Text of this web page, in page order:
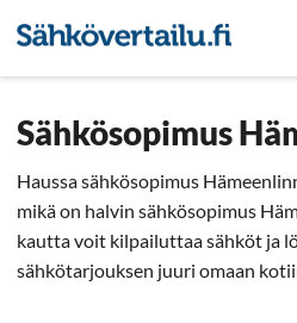
Sähkösopimus
Haussa sähkösopimus
mikä on halvin sähkösopimus
kautta voit kilpailuttaa sähköt ja
sähkötarjouksen juuri omaan